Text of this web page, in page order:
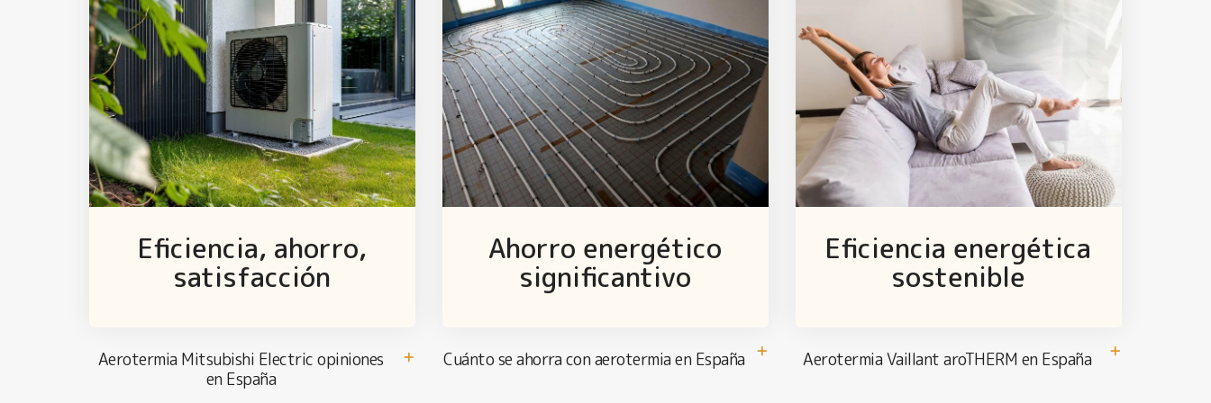
Eficiencia, ahorro,
satisfacción
Aerotermia Mitsubishi Electric opiniones
en España
Ahorro energético
significantivo
Cuánto se ahorra con aerotermia en España
Eficiencia energética
sostenible
Aerotermia Vaillant aroTHERM en España